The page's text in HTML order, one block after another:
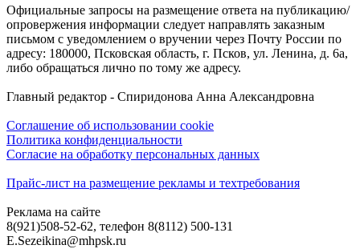
Официальные запросы на размещение ответа на публикацию/
опровержения информации следует направлять заказным
письмом с уведомлением о вручении через Почту России по
адресу: 180000, Псковская область, г. Псков, ул. Ленина, д. 6а,
либо обращаться лично по тому же адресу.
Главный редактор - Спиридонова Анна Александровна
Соглашение об использовании cookie
Политика конфиденциальности
Согласие на обработку персональных данных
Прайс-лист на размещение рекламы и техтребования
Реклама на сайте
8(921)508-52-62, телефон 8(8112) 500-131
E.Sezeikina@mhpsk.ru